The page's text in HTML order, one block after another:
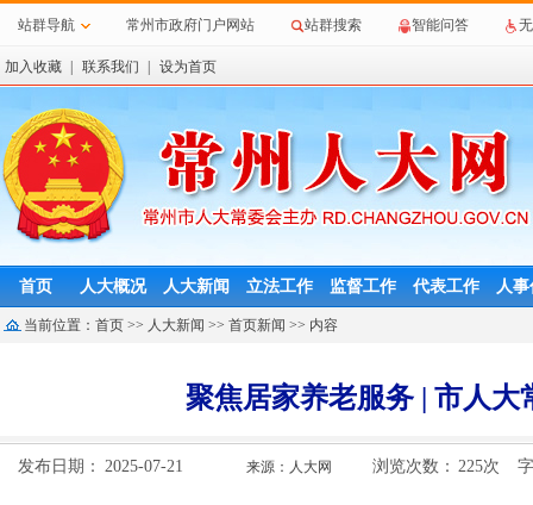
站群导航 常州市政府门户网站 站群搜索 智能问答
加入收藏 联系我们 设为首页
首页 人大概况 人大新闻 立法工作 监督工作 代表工作 人
当前位置： 首页 >> 人大新闻 >> 首页新闻 >> 内容
聚焦居家养老服务 | 市人
发布日期： 2025-07-21 来源：人大网 浏览次数： 225次